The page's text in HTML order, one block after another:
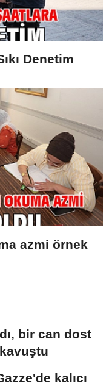
Denetim
azmi örnek
bir can dost
kalıcı